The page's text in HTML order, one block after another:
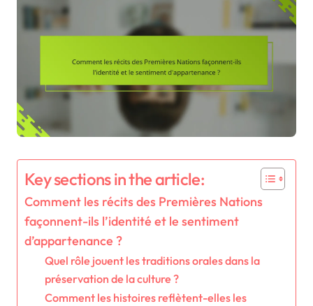
Key sections in the article:
Comment les récits des Premières Nations
façonnent-ils l’identité et le sentiment
d’appartenance ?
Quel rôle jouent les traditions orales dans la
préservation de la culture ?
Comment les histoires reflètent-elles les